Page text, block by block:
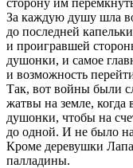
За каждую душу шла
до последней
и проигравшей
душонки, и самое
и возможность
Так, вот войны были
жатвы на земле, когда
душонки, чтобы на
до одной. И не было
Кроме деревушки
палладины.